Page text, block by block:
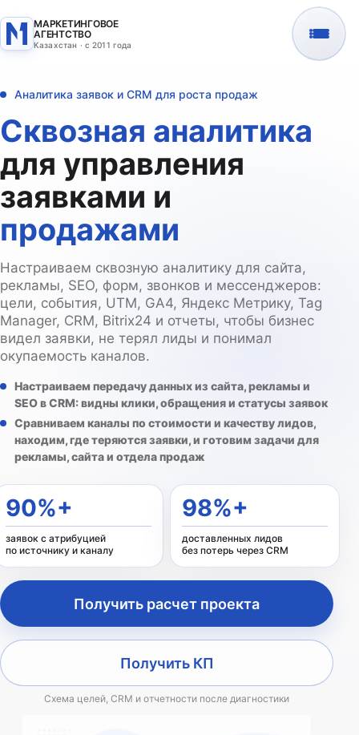
МАРКЕТИНГОВОЕ
АГЕНТСТВО
Казахстан · с 2011 года
Аналитика заявок и CRM для роста продаж
Сквозная аналитика
для управления
заявками и
продажами
Настраиваем сквозную аналитику для сайта,
рекламы, SEO, форм, звонков и мессенджеров:
цели, события, UTM, GA4, Яндекс Метрику, Tag
Manager, CRM, Bitrix24 и отчеты, чтобы бизнес
видел заявки, не терял лиды и понимал
окупаемость каналов.
Настраиваем передачу данных из сайта, рекламы и
SEO в CRM: видны клики, обращения и статусы заявок
Сравниваем каналы по стоимости и качеству лидов,
находим, где теряются заявки, и готовим задачи для
рекламы, сайта и отдела продаж
90%+
заявок с атрибуцией
по источнику и каналу
98%+
доставленных лидов
без потерь через CRM
Получить расчет проекта
Получить КП
Схема целей, CRM и отчетности после диагностики